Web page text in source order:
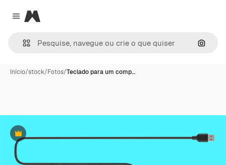
Close menu
Magnific
Início/stock/Fotos/Teclado para um comp…
Premium